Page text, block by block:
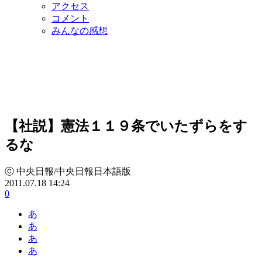
アクセス
コメント
みんなの感想
【社説】憲法１１９条でいたずらをす
るな
ⓒ 中央日報/中央日報日本語版
2011.07.18 14:24
0
あ
あ
あ
あ